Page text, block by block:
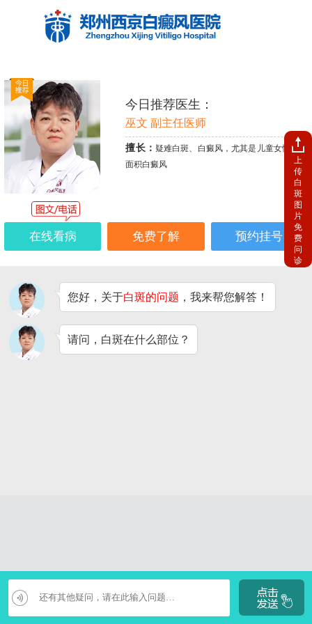
今日推荐医生：
巫文 副主任医师
擅长： 疑难白斑、白癜风，尤其是儿童女性、大
面积白癜风
在线看病 免费了解 预约挂号
您好，关于白斑的问题 ，我来帮您解答！
请问，白斑在什么部位？
上
传
白
斑
图
片
免
费
问
诊